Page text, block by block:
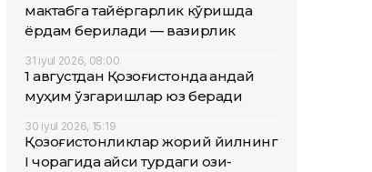
мактабга тайёргарлик кўришда
ёрдам берилади — вазирлик
31 iyul 2026, 08:00
1 августдан Қозоғистонда қандай
муҳим ўзгаришлар юз беради
30 iyul 2026, 15:19
Қозоғистонликлар жорий йилнинг
I чорагида қайси турдаги озиқ-